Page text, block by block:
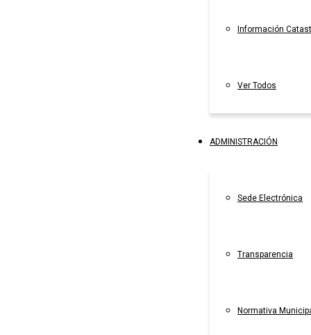
Información
Ver Todos
ADMINISTRACIÓN
Sede Electrónica
Transparencia
Normativa